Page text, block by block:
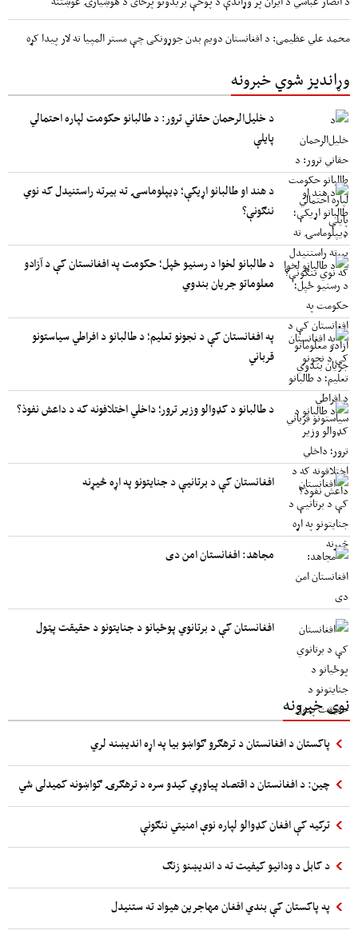
محمد علي عظیمی: د افغانستان دویم بدن جوړونکی چې مستر المپیا ته لار پیدا کړه
وړاندیز شوي خبرونه
د خلیل‌الرحمان حقاني ترور: د طالبانو حکومت لپاره احتمالي
پایلې
د هند او طالبانو اړیکې؛ ډیپلوماسۍ ته بیرته راستنیدل که نوي
ننګونې؟
د طالبانو لخوا د رسنیو ځپل؛ حکومت په افغانستان کې د آزادو
معلوماتو جریان بندوي
په افغانستان کې د نجونو تعلیم؛ د طالبانو د افراطي سیاستونو
قرباني
د طالبانو د کډوالو وزیر ترور؛ داخلي اختلافونه که د داعش نفوذ؟
افغانستان کې د برتانیې د جنایتونو په اړه څیړنه
مجاهد: افغانستان امن دی
افغانستان کې د برتانوي پوځیانو د جنایتونو د حقیقت پټول
نوی خبرونه
پاکستان د افغانستان د ترهګرو ګواښو بیا په اړه اندیښنه لري
چین: د افغانستان د اقتصاد پیاوړي کیدو سره د ترهګرۍ ګواښونه کمیدلی شي
ترکیه کې افغان کډوالو لپاره نوې امنیتي ننګونې
د کابل د ودانیو کیفیت ته د اندیښنو زنګ
په پاکستان کې بندي افغان مهاجرین هیواد ته ستنیدل